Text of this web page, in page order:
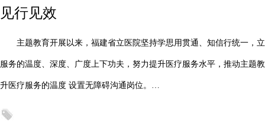
见行见效
主题教育开展以来，福建省立医院坚持学思用贯通、知信行统一，
服务的温度、深度、广度上下功夫，努力提升医疗服务水平，推动主题
升医疗服务的温度 设置无障碍沟通岗位。…